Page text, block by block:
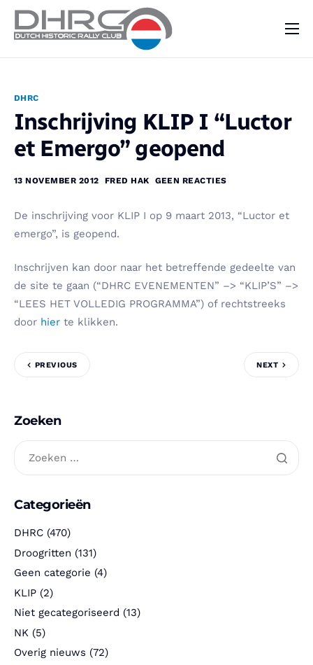
Vraag & Aanbod
Nieuws
DHRC
Inschrijving KLIP I “Luctor
et Emergo” geopend
13 NOVEMBER 2012 FRED HAK GEEN REACTIES
De inschrijving voor KLIP I op 9 maart 2013, “Luctor et
emergo”, is geopend.
Inschrijven kan door naar het betreffende gedeelte van
de site te gaan (“DHRC EVENEMENTEN” –> “KLIP’S” –>
“LEES HET VOLLEDIG PROGRAMMA”) of rechtstreeks
door hier te klikken.
PREVIOUS NEXT
Zoeken
Categorieën
DHRC (470)
Droogritten (131)
Geen categorie (4)
KLIP (2)
Niet gecategoriseerd (13)
NK (5)
Overig nieuws (72)